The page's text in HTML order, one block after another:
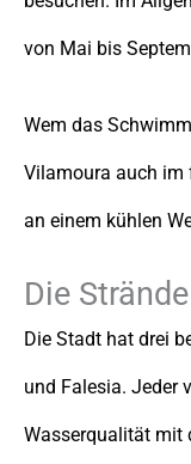
von Mai bis
Wem das
Vilamoura auch im
an einem kühlen
Die
Die Stadt hat drei
und Falesia. Jeder
Wasserqualität mit